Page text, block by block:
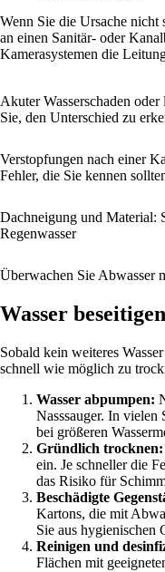
Wenn Sie die Ursache nicht
an einen Sanitär- oder
Kamerasystemen die
Akuter Wasserschaden
Sie, den Unterschied zu
Verstopfungen nach einer
Fehler, die Sie kennen
Dachneigung und Material:
Regenwasser
Überwachen Sie Abwasser
Wasser
Sobald kein weiteres
schnell wie möglich zu
Wasser abpumpen:
Nasssauger. In vielen
bei größeren
Gründlich trocknen:
ein. Je schneller die
das Risiko für
Beschädigte
Kartons, die mit
Sie aus hygienischen
Reinigen und
Flächen mit